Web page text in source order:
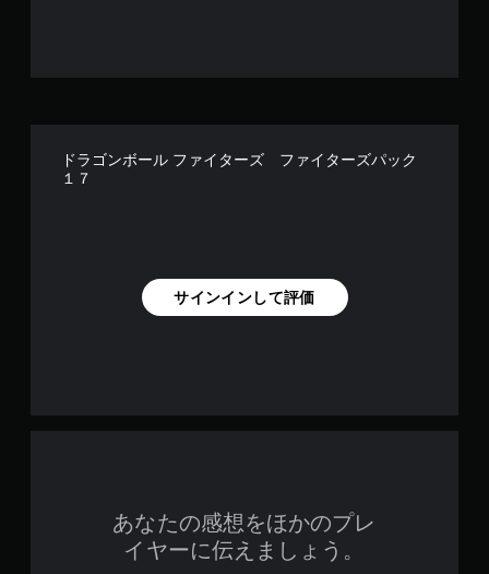
ドラゴンボール ファイターズ ファイターズパック
１７
サインインして評価
あなたの感想をほかのプレ
イヤーに伝えましょう。